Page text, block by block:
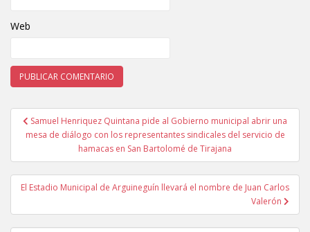
Web
Navegación de entradas
Samuel Henriquez Quintana pide al Gobierno municipal abrir una
mesa de diálogo con los representantes sindicales del servicio de
hamacas en San Bartolomé de Tirajana
El Estadio Municipal de Arguineguín llevará el nombre de Juan Carlos
Valerón